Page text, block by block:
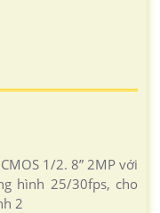
1/2. 8” 2MP với
hình 25/30fps, cho
2